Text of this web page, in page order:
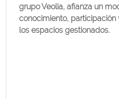
grupo Veolia, afianza un
conocimiento,
los espacios gestionados.